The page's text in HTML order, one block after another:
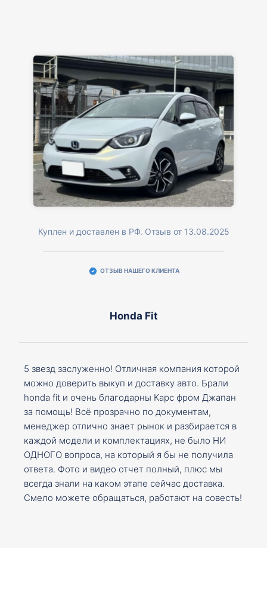
Куплен и доставлен в РФ. Отзыв от 13.08.2025
ОТЗЫВ НАШЕГО КЛИЕНТА
Honda Fit
5 звезд заслуженно! Отличная компания которой
можно доверить выкуп и доставку авто. Брали
honda fit и очень благодарны Карс фром Джапан
за помощь! Всё прозрачно по документам,
менеджер отлично знает рынок и разбирается в
каждой модели и комплектациях, не было НИ
ОДНОГО вопроса, на который я бы не получила
ответа. Фото и видео отчет полный, плюс мы
всегда знали на каком этапе сейчас доставка.
Смело можете обращаться, работают на совесть!